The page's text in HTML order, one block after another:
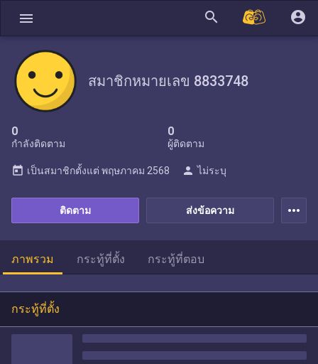
menu search account_circle
สมาชิกหมายเลข 8833748
0
กำลังติดตาม
0
ผู้ติดตาม
ส่งข้อความ
ติดตาม
today เป็นสมาชิกตั้งแต่ พฤษภาคม 2568 person ไม่ระบุ
more_horiz
ภาพรวม กระทู้ที่ตั้ง กระทู้ที่ตอบ
กระทู้ที่ตั้ง